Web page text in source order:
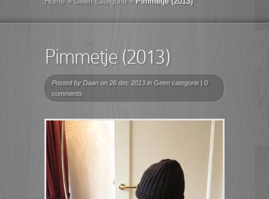
Pimmetje (2013)
Posted by Daan on 26 dec 2013 in Geen categorie | 0
comments